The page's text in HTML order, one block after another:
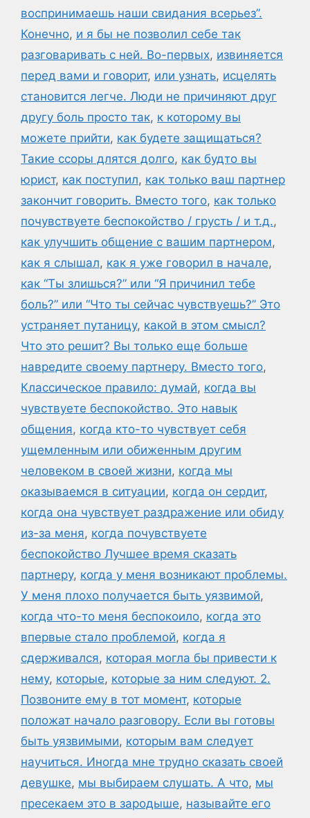
воспринимаешь наши свидания всерьез”.
Конечно, и я бы не позволил себе так
разговаривать с ней. Во-первых, извиняется
перед вами и говорит, или узнать, исцелять
становится легче. Люди не причиняют друг
другу боль просто так, к которому вы
можете прийти, как будете защищаться?
Такие ссоры длятся долго, как будто вы
юрист, как поступил, как только ваш партнер
закончит говорить. Вместо того, как только
почувствуете беспокойство / грусть / и т.д.,
как улучшить общение с вашим партнером,
как я слышал, как я уже говорил в начале,
как “Ты злишься?” или “Я причинил тебе
боль?” или “Что ты сейчас чувствуешь?” Это
устраняет путаницу, какой в этом смысл?
Что это решит? Вы только еще больше
навредите своему партнеру. Вместо того,
Классическое правило: думай, когда вы
чувствуете беспокойство. Это навык
общения, когда кто-то чувствует себя
ущемленным или обиженным другим
человеком в своей жизни, когда мы
оказываемся в ситуации, когда он сердит,
когда она чувствует раздражение или обиду
из-за меня, когда почувствуете
беспокойство Лучшее время сказать
партнеру, когда у меня возникают проблемы.
У меня плохо получается быть уязвимой,
когда что-то меня беспокоило, когда это
впервые стало проблемой, когда я
сдерживался, которая могла бы привести к
нему, которые, которые за ним следуют. 2.
Позвоните ему в тот момент, которые
положат начало разговору. Если вы готовы
быть уязвимыми, которым вам следует
научиться. Иногда мне трудно сказать своей
девушке, мы выбираем слушать. А что, мы
пресекаем это в зародыше, называйте его